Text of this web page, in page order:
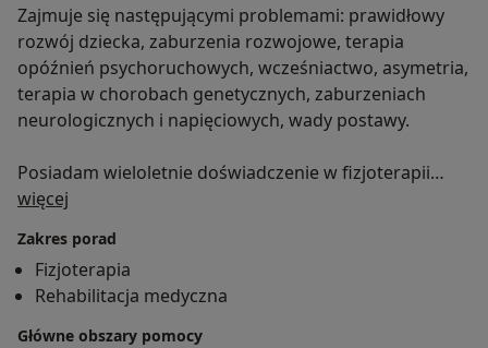
Zajmuje się następującymi problemami: prawidłowy
rozwój dziecka, zaburzenia rozwojowe, terapia
opóźnień psychoruchowych, wcześniactwo, asymetria,
terapia w chorobach genetycznych, zaburzeniach
neurologicznych i napięciowych, wady postawy.
Posiadam wieloletnie doświadczenie w fizjoterapii
dzieci od już urodzenia, w tym terapii wcześniaków.
Baby, Kinesio Tapingu, PNF oraz Neurac 1 i 2. Na
młodego pacjenta zawsze patrzę całościowo: rozwój,
zachowanie, żywienie. Serdecznie zapraszam!
więcej
Zakres porad
Fizjoterapia
Rehabilitacja medyczna
Główne obszary pomocy